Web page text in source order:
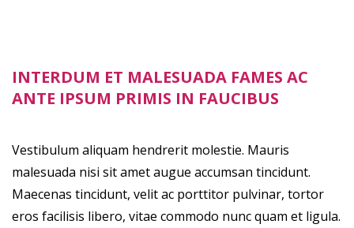
INTERDUM ET MALESUADA FAMES AC
ANTE IPSUM PRIMIS IN FAUCIBUS
Vestibulum aliquam hendrerit molestie. Mauris
malesuada nisi sit amet augue accumsan tincidunt.
Maecenas tincidunt, velit ac porttitor pulvinar, tortor
eros facilisis libero, vitae commodo nunc quam et ligula.